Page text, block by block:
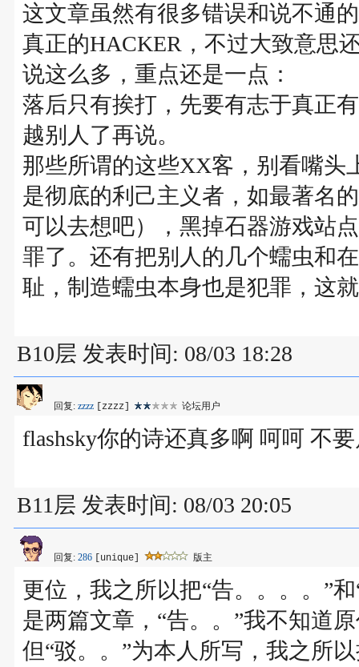
这文章虽然有很多错误和说不通
真正的HACKER，不过大致意思
说这么多，重点还是一点：
落后只有挨打，先要有志于真正
越别人了再说。
那些所谓的这些XX客，别看嘴头
是彻底的利己主义者，如最著名
可以去想吧），黑掉石器游戏站
罪了。还有把别人的几个蠕虫和
耻，制造蠕虫本身也是犯罪，这
B10层 发表时间: 08/03 18:28
回复: zzzz [zzzz] 论坛用户
flashsky你的诗还真多啊 呵呵 不
B11层 发表时间: 08/03 20:05
回复: 286 [unique] 版主
更位，我之所以把“告。。。。”
是两篇文章，“告。。”我不知道
但“驳。。”为本人所写，我之所